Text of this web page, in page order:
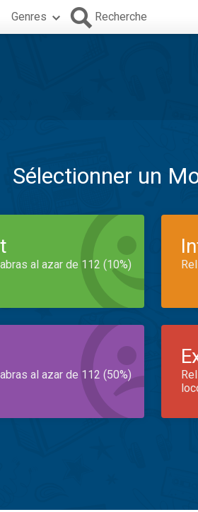
Genres Recherche
Sélectionner un
al azar de 112 (10%)
al azar de 112 (50%)